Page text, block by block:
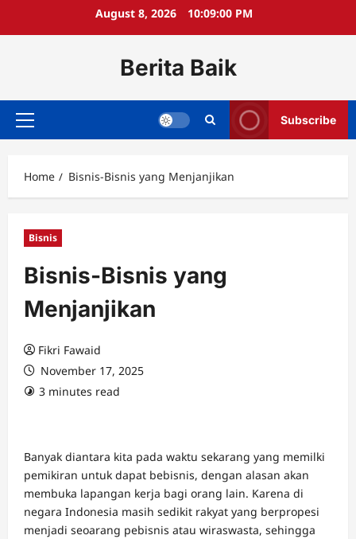
August 8, 2026 10:09:01 PM
Berita Baik
Primary
Subscribe
Home Bisnis-Bisnis yang Menjanjikan
Bisnis
Bisnis-Bisnis yang
Menjanjikan
Fikri Fawaid
November 17, 2025
3 minutes read
Banyak diantara kita pada waktu sekarang yang memilki
pemikiran untuk dapat bebisnis, dengan alasan akan
membuka lapangan kerja bagi orang lain. Karena di
negara Indonesia masih sedikit rakyat yang berpropesi
menjadi seoarang pebisnis atau wiraswasta, sehingga